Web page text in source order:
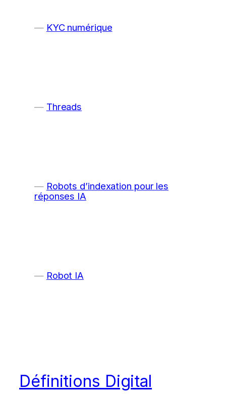
KYC numérique
Threads
Robots d’indexation pour les
réponses IA
Robot IA
Définitions Digital